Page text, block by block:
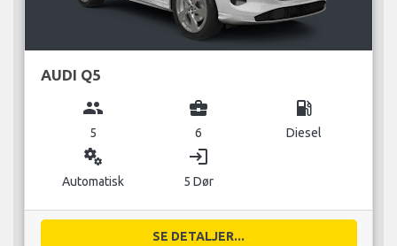
AUDI Q5
group
5
business_center
6
local_gas_station
Diesel
miscellaneous_services
Automatisk
login
5 Dør
SE DETALJER...